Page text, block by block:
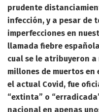
prudente
infección, y a pesar de
imperfecciones en
llamada fiebre
cual se le atribuyeron
millones de muertos en
el actual Covid, fue
“extinta” o
nacional en apenas